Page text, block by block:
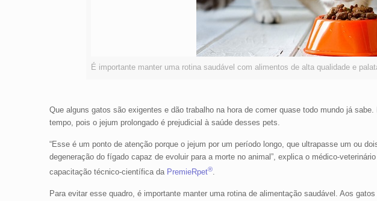
É importante manter uma rotina saudável com alimentos de alta qualidade e
Que alguns gatos são exigentes e dão trabalho na hora de comer quase todo mundo já
tempo, pois o jejum prolongado é prejudicial à saúde desses pets.
“Esse é um ponto de atenção porque o jejum por um período longo, que ultrapasse um ou
degeneração do fígado capaz de evoluir para a morte no animal”, explica o médico-
capacitação técnico-científica da PremieRpet®.
Para evitar esse quadro, é importante manter uma rotina de alimentação saudável. Aos